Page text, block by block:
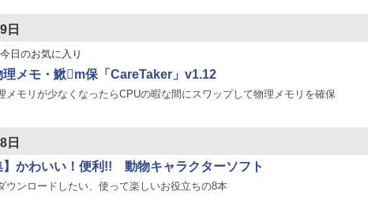
日
今日のお気に入り
理メモ・鰍m保「CareTaker」v1.12
メモリが少なくなったらCPUの暇な間にスワップして物理メモリを確保
日
】かわいい！便利!! 動物キャラクターソフト
ウンロードしたい、使って楽しいお役立ちの8本